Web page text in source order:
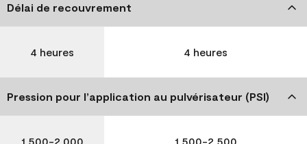
Délai de recouvrement
4 heures 4 heures
Pression pour l’application au pulvérisateur (PSI)
1 500-2 000 1 500-2 500